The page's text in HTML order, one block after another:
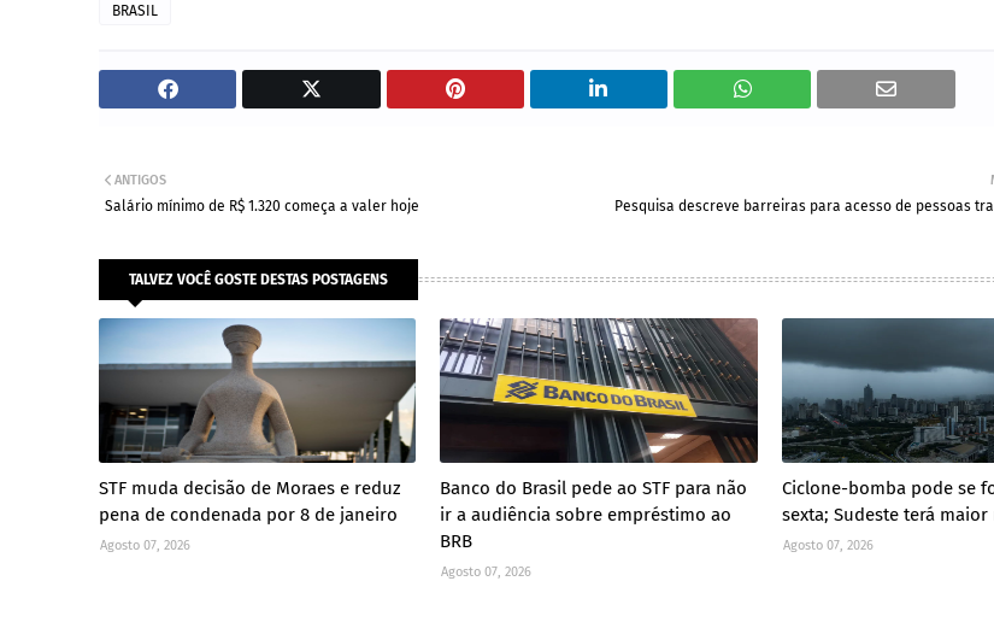
BRASIL
Pesquisa descreve barreiras para acesso de pessoas
ANTIGOS
Salário mínimo de R$ 1.320 começa a valer hoje
TALVEZ VOCÊ GOSTE DESTAS POSTAGENS
STF muda decisão de Moraes e reduz
pena de condenada por 8 de janeiro
Agosto 07, 2026
Banco do Brasil pede ao STF para não
ir a audiência sobre empréstimo ao
BRB
Agosto 07, 2026
Ciclone-bomba pode se
sexta; Sudeste terá maior
Agosto 07, 2026